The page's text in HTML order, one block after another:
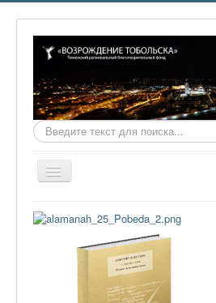
Искать...
Включить/
Главная
Онлайн библиотека
Видеоматериалы